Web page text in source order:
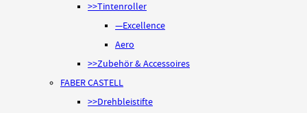
>>Tintenroller
—Excellence
Aero
>>Zubehör & Accessoires
FABER CASTELL
>>Drehbleistifte